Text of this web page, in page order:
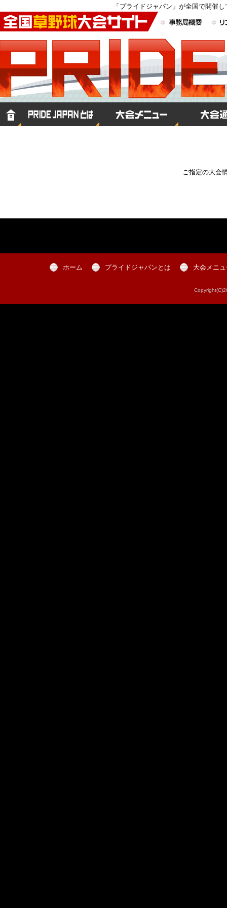
「プライドジャパン」が全国で開催
ご指定の大会
ホーム プライドジャパンとは 大会メニ